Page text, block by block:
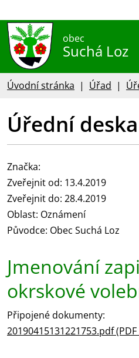
obec
Suchá Loz
Úvodní stránka Úřad
Úřední deska
Značka:
Zveřejnit od: 13.4.2019
Zveřejnit do: 28.4.2019
Oblast: Oznámení
Původce: Obec Suchá Loz
Jmenování
okrskové
Připojené dokumenty:
20190415131221753.pdf (PDF